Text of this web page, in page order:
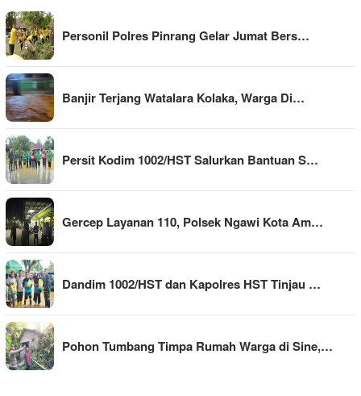
Personil Polres Pinrang Gelar Jumat Bers…
Banjir Terjang Watalara Kolaka, Warga Di…
Persit Kodim 1002/HST Salurkan Bantuan S…
Gercep Layanan 110, Polsek Ngawi Kota Am…
Dandim 1002/HST dan Kapolres HST Tinjau …
Pohon Tumbang Timpa Rumah Warga di Sine,…